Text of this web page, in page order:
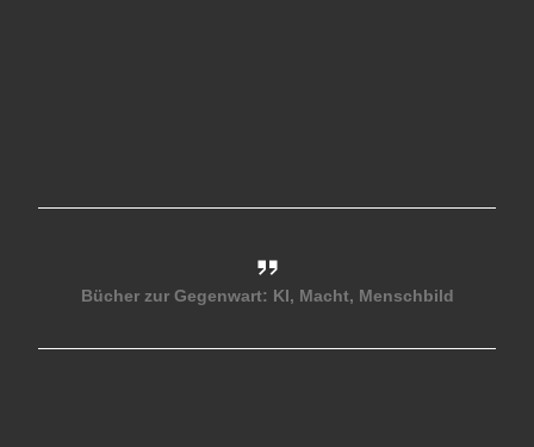
Bücher zur Gegenwart: KI, Macht, Menschbild